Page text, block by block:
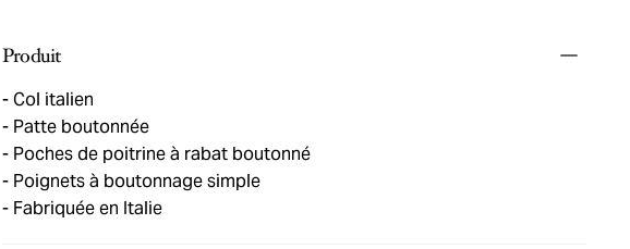
Produit
Col italien
Patte boutonnée
Poches de poitrine à rabat boutonné
Poignets à boutonnage simple
Fabriquée en Italie